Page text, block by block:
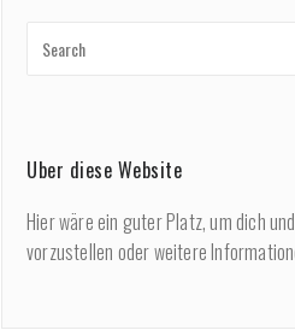
Über diese Website
Hier wäre ein guter Platz, um dich
vorzustellen oder weitere